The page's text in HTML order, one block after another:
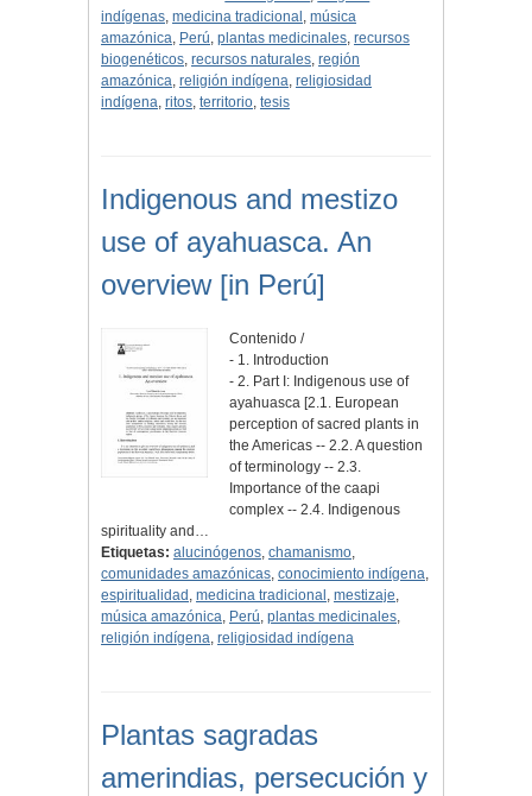
indígenas, medicina tradicional , música
amazónica, Perú, plantas medicinales, recursos
biogenéticos, recursos naturales, región
amazónica, religión indígena, religiosidad
indígena, ritos, territorio, tesis
Indigenous and mestizo
use of ayahuasca. An
overview [in Perú]
Contenido /
- 1. Introduction
- 2. Part I: Indigenous use of
ayahuasca [2.1. European
perception of sacred plants in
the Americas -- 2.2. A question
of terminology -- 2.3.
Importance of the caapi
complex -- 2.4. Indigenous
spirituality and…
Etiquetas: alucinógenos, chamanismo,
comunidades amazónicas, conocimiento indígena,
espiritualidad , medicina tradicional , mestizaje,
música amazónica, Perú, plantas medicinales,
religión indígena, religiosidad indígena
Plantas sagradas
amerindias, persecución y